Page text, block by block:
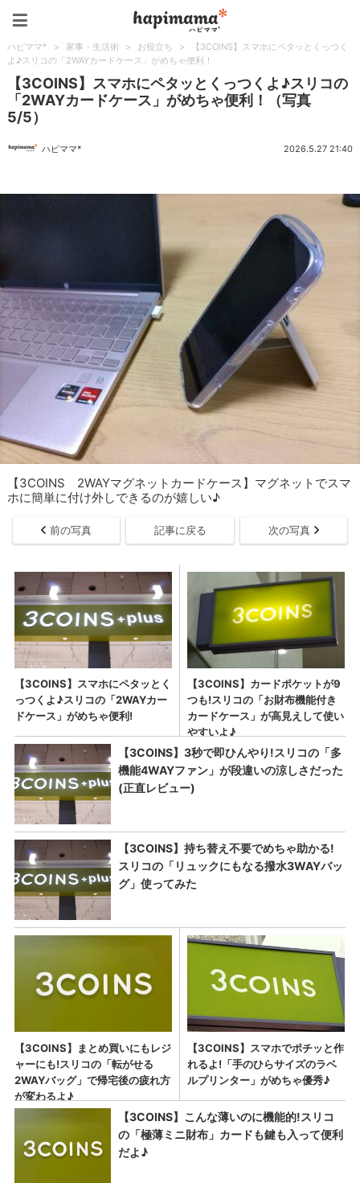
ハピママ* > 家事・生活術 > お役立ち >
【3COINS】スマホにペタッとくっつく
よ♪スリコの「2WAYカードケース」がめちゃ便利！
【3COINS】スマホにペタッとくっつくよ♪スリコの
「2WAYカードケース」がめちゃ便利！（写真
5/5）
ハピママ* 2026.5.27 21:40
【3COINS 2WAYマグネットカードケース】マグネットでスマ
ホに簡単に付け外しできるのが嬉しい♪
前の写真 記事に戻る 次の写真